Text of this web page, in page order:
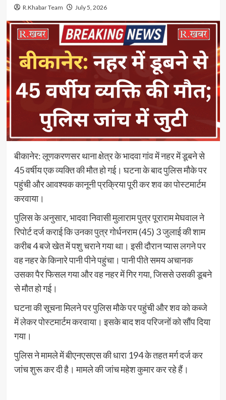
R.Khabar Team July 5, 2026
बीकानेर: लूणकरणसर थाना क्षेत्र के भादवा गांव में नहर में डूबने से
45 वर्षीय एक व्यक्ति की मौत हो गई। घटना के बाद पुलिस मौके पर
पहुंची और आवश्यक कानूनी प्रक्रिया पूरी कर शव का पोस्टमार्टम
करवाया।
पुलिस के अनुसार, भादवा निवासी मुलाराम पुत्र पूराराम मेघवाल ने
रिपोर्ट दर्ज कराई कि उनका पुत्र गोर्धनराम (45) 3 जुलाई की शाम
करीब 4 बजे खेत में पशु चराने गया था। इसी दौरान प्यास लगने पर
वह नहर के किनारे पानी पीने पहुंचा। पानी पीते समय अचानक
उसका पैर फिसल गया और वह नहर में गिर गया, जिससे उसकी डूबने
से मौत हो गई।
घटना की सूचना मिलने पर पुलिस मौके पर पहुंची और शव को कब्जे
में लेकर पोस्टमार्टम करवाया। इसके बाद शव परिजनों को सौंप दिया
गया।
पुलिस ने मामले में बीएनएसएस की धारा 194 के तहत मर्ग दर्ज कर
जांच शुरू कर दी है। मामले की जांच महेश कुमार कर रहे हैं।